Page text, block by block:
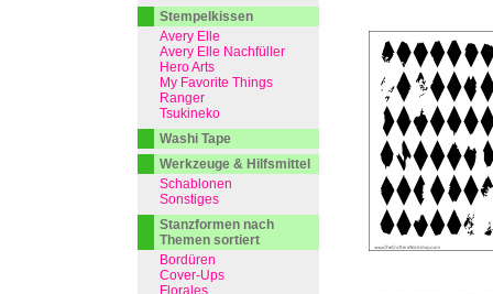
Stempelkissen
Avery Elle
Avery Elle Nachfüller
Hero Arts
My Favorite Things
Ranger
Tsukineko
Washi Tape
Werkzeuge & Hilfsmittel
Schablonen
Sonstiges
Stanzformen nach
Themen sortiert
Bordüren
Cover-Ups
Florales